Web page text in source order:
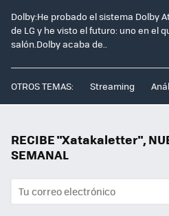
Dolby:He probado el sistema Dolby
de LG y he visto el futuro: uno en el
salón.Dolby acaba de..
OTROS TEMAS: Streaming
RECIBE "Xatakaletter",
SEMANAL